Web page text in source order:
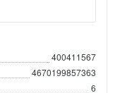
400411567
4670199857363
6